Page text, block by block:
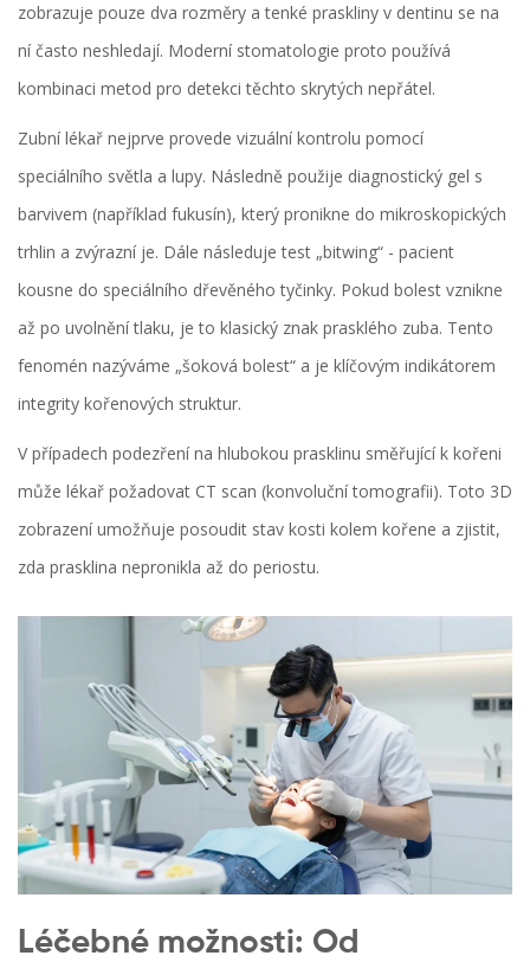
zobrazuje pouze dva rozměry a tenké praskliny v dentinu se na
ní často neshledají. Moderní stomatologie proto používá
kombinaci metod pro detekci těchto skrytých nepřátel.
Zubní lékař nejprve provede vizuální kontrolu pomocí
speciálního světla a lupy. Následně použije diagnostický gel s
barvivem (například fukusín), který pronikne do mikroskopických
trhlin a zvýrazní je. Dále následuje test „bitwing“ - pacient
kousne do speciálního dřevěného tyčinky. Pokud bolest vznikne
až po uvolnění tlaku, je to klasický znak prasklého zuba. Tento
fenomén nazýváme „šoková bolest“ a je klíčovým indikátorem
integrity kořenových struktur.
V případech podezření na hlubokou prasklinu směřující k kořeni
může lékař požadovat CT scan (konvoluční tomografii). Toto 3D
zobrazení umožňuje posoudit stav kosti kolem kořene a zjistit,
zda prasklina nepronikla až do periostu.
Léčebné možnosti: Od